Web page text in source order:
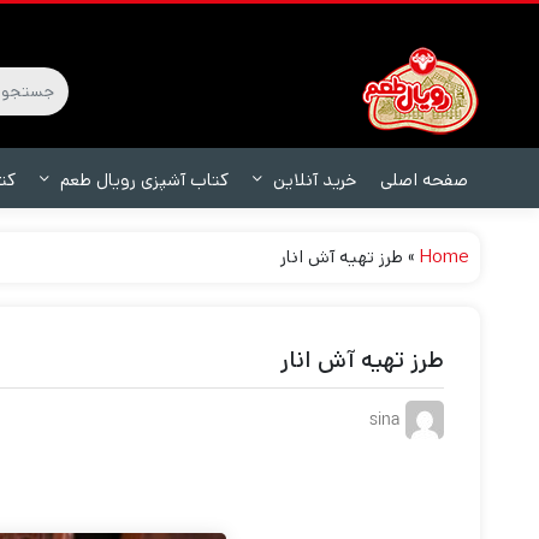
صفحه اصلی خرید آنلاین کتاب آشپزی رویال طعم
Home
» طرز تهیه آش انار
طرز تهیه آش انار
sina